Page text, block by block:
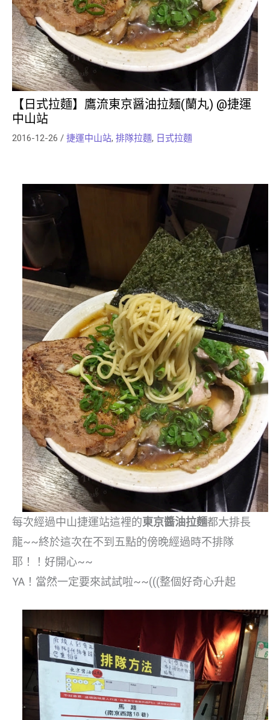
【日式拉麵】鷹流東京醤油拉麺(蘭丸) @捷運
中山站
2016-12-26 / 捷運中山站, 排隊拉麵, 日式拉麵
每次經過中山捷運站這裡的東京醬油拉麵都大排長
龍~~終於這次在不到五點的傍晚經過時不排隊
耶！！好開心~~
YA！當然一定要來試試啦~~(((整個好奇心升起